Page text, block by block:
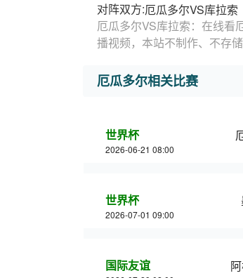
对阵双方:厄瓜多尔VS库拉索
厄瓜多尔VS库拉索：在线看
播视频，本站不制作、不存
厄瓜多尔相关比赛
世界杯
2026-06-21 08:00
世界杯
2026-07-01 09:00
国际友谊